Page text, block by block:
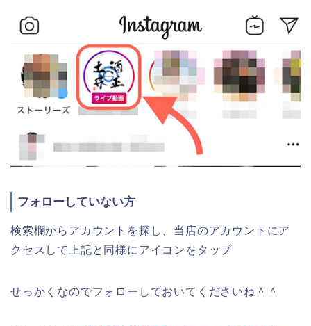
フォローしていない方
検索欄からアカウントを探し、当店のアカウントにア
クセスして上記と同様にアイコンをタップ
せっかくなのでフォローしておいてくださいね＾＾